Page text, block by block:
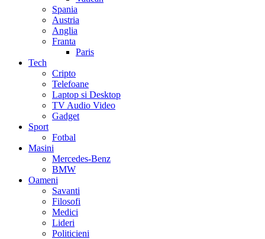
Spania
Austria
Anglia
Franta
Paris
Tech
Cripto
Telefoane
Laptop si Desktop
TV Audio Video
Gadget
Sport
Fotbal
Masini
Mercedes-Benz
BMW
Oameni
Savanti
Filosofi
Medici
Lideri
Politicieni